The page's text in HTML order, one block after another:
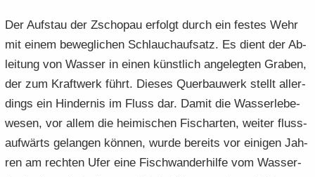
Der Auf­stau der Zscho­pau er­folgt durch ein fes­tes Wehr
mit einem be­weg­li­chen Schlauch­auf­satz. Es dient der Ab­
lei­tung von Was­ser in einen künst­lich an­ge­leg­ten Gra­ben,
der zum Kraft­werk führt. Die­ses Quer­bau­werk stellt al­ler­
dings ein Hin­der­nis im Fluss dar. Damit die Was­ser­le­be­
we­sen, vor allem die hei­mi­schen Fisch­ar­ten, wei­ter fluss­
auf­wärts ge­lan­gen kön­nen, wurde be­reits vor ei­ni­gen Jah­
ren am rech­ten Ufer eine Fisch­wan­der­hil­fe vom Was­ser­